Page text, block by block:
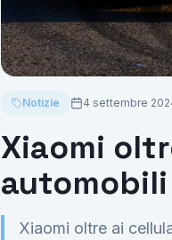
Notizie 4 settembre
Xiaomi
automobili
Xiaomi oltre ai